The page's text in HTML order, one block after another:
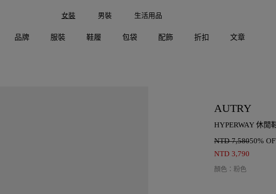
女裝 男裝 生活用品
品牌 服裝 鞋履 包袋 配飾 折扣 文章
AUTRY
HYPERWAY 休閒
NTD 7,58050%
NTD 3,790
顏色 ： 粉色